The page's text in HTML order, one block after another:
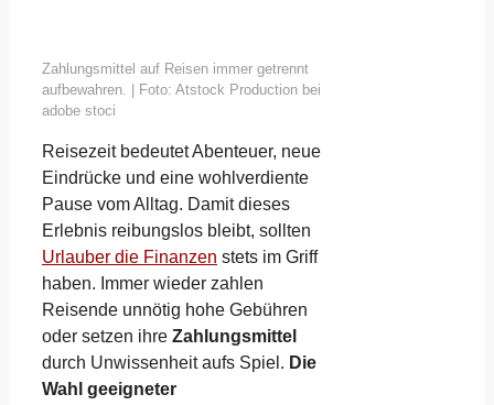
Zahlungsmittel auf Reisen immer getrennt
aufbewahren. | Foto: Atstock Production bei
adobe stoci
Reisezeit bedeutet Abenteuer, neue
Eindrücke und eine wohlverdiente
Pause vom Alltag. Damit dieses
Erlebnis reibungslos bleibt, sollten
Urlauber die Finanzen stets im Griff
haben. Immer wieder zahlen
Reisende unnötig hohe Gebühren
oder setzen ihre Zahlungsmittel
durch Unwissenheit aufs Spiel. Die
Wahl geeigneter